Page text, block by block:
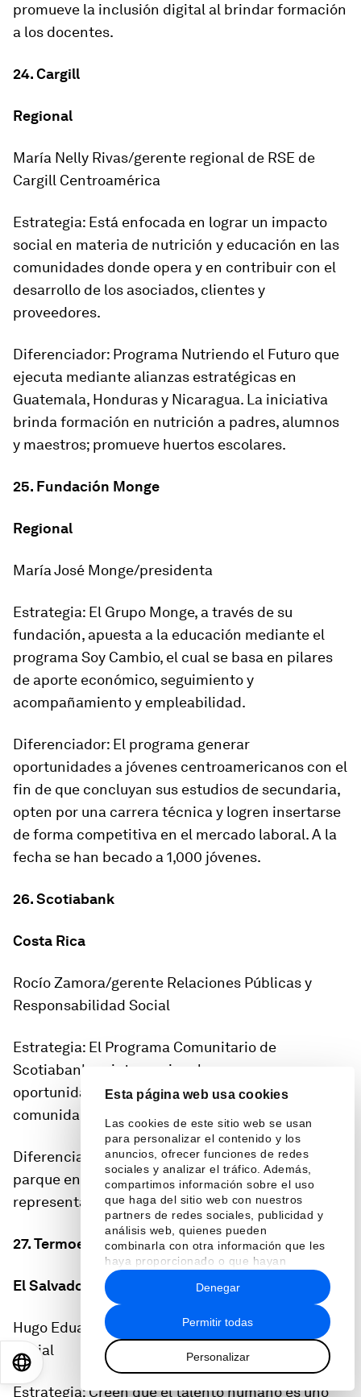
Esta página web usa cookies
Las cookies de este sitio web se usan
para personalizar el contenido y los
anuncios, ofrecer funciones de redes
sociales y analizar el tráfico. Además,
compartimos información sobre el uso
que haga del sitio web con nuestros
partners de redes sociales, publicidad y
análisis web, quienes pueden
combinarla con otra información que les
haya proporcionado o que hayan
recopilado a partir del uso que haya
hecho de sus servicios.
Permitir todas
Personalizar
Denegar
promueve la inclusión digital al brindar formación
a los docentes.
24. Cargill
Regional
María Nelly Rivas/gerente regional de RSE de
Cargill Centroamérica
Estrategia: Está enfocada en lograr un impacto
social en materia de nutrición y educación en las
comunidades donde opera y en contribuir con el
desarrollo de los asociados, clientes y
proveedores.
Diferenciador: Programa Nutriendo el Futuro que
ejecuta mediante alianzas estratégicas en
Guatemala, Honduras y Nicaragua. La iniciativa
brinda formación en nutrición a padres, alumnos
y maestros; promueve huertos escolares.
25. Fundación Monge
Regional
María José Monge/presidenta
Estrategia: El Grupo Monge, a través de su
fundación, apuesta a la educación mediante el
programa Soy Cambio, el cual se basa en pilares
de aporte económico, seguimiento y
acompañamiento y empleabilidad.
Diferenciador: El programa generar
oportunidades a jóvenes centroamericanos con el
fin de que concluyan sus estudios de secundaria,
opten por una carrera técnica y logren insertarse
de forma competitiva en el mercado laboral. A la
fecha se han becado a 1,000 jóvenes.
26. Scotiabank
Costa Rica
Rocío Zamora/gerente Relaciones Públicas y
Responsabilidad Social
Estrategia: El Programa Comunitario de
Scotiabank es internacional y apoya
oportunidades de desarrollo para los jóvenes y las
comunidades donde opera.
Diferenciador: Recuperación y restauración del
parque en un bosque urbano con una gran
representación de la flora y fauna del país.
27. Termoencogibles
El Salvador
Hugo Eduardo Tona/gerente de Responsabilidad
Social
Estrategia: Creen que el talento humano es uno